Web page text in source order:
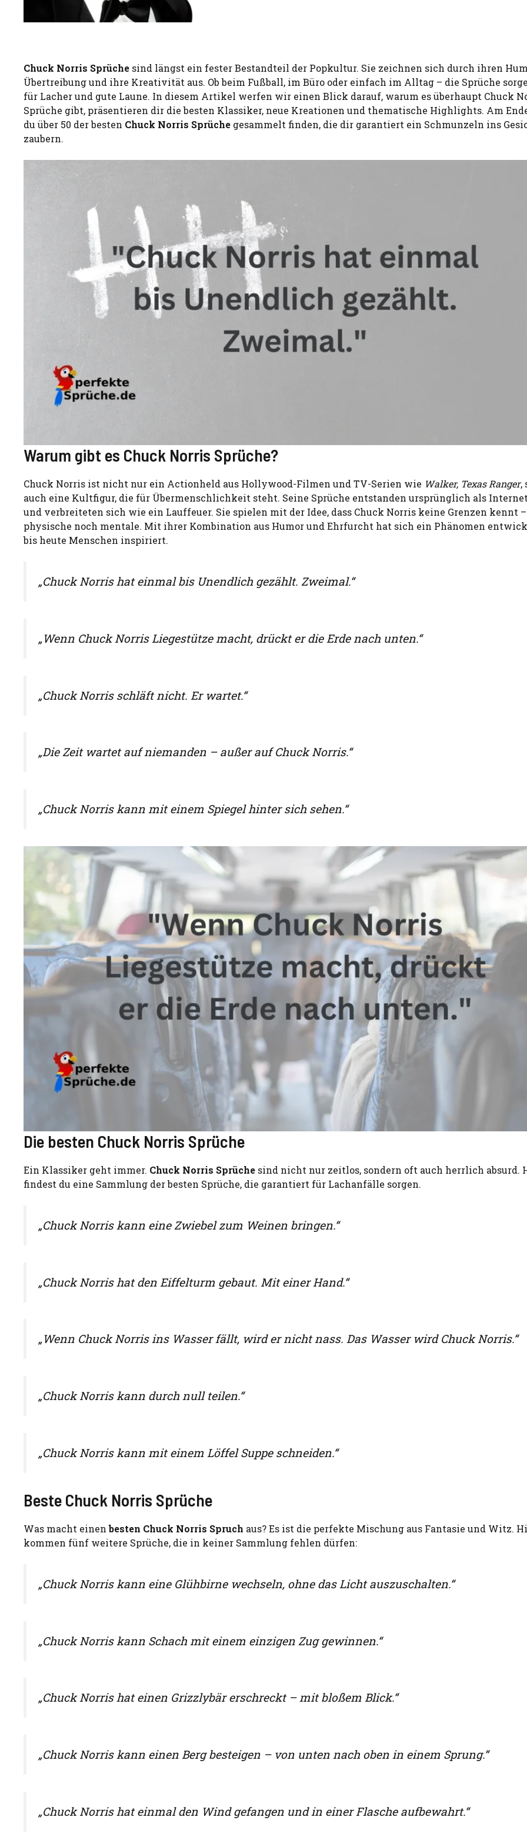
Chuck Norris Sprüche sind längst ein fester Bestandteil der Popkultur. Sie zeichnen sich durch ihren
Übertreibung und ihre Kreativität aus. Ob beim Fußball, im Büro oder einfach im Alltag – die Sprüche
für Lacher und gute Laune. In diesem Artikel werfen wir einen Blick darauf, warum es überhaupt Chuck
Sprüche gibt, präsentieren dir die besten Klassiker, neue Kreationen und thematische Highlights. Am
du über 50 der besten Chuck Norris Sprüche gesammelt finden, die dir garantiert ein Schmunzeln ins
zaubern.
Warum gibt es Chuck Norris Sprüche?
Chuck Norris ist nicht nur ein Actionheld aus Hollywood-Filmen und TV-Serien wie Walker, Texas Ranger,
auch eine Kultfigur, die für Übermenschlichkeit steht. Seine Sprüche entstanden ursprünglich als
und verbreiteten sich wie ein Lauffeuer. Sie spielen mit der Idee, dass Chuck Norris keine Grenzen kennt
physische noch mentale. Mit ihrer Kombination aus Humor und Ehrfurcht hat sich ein Phänomen
bis heute Menschen inspiriert.
„Chuck Norris hat einmal bis Unendlich gezählt. Zweimal.“
„Wenn Chuck Norris Liegestütze macht, drückt er die Erde nach unten.“
„Chuck Norris schläft nicht. Er wartet.“
„Die Zeit wartet auf niemanden – außer auf Chuck Norris.“
„Chuck Norris kann mit einem Spiegel hinter sich sehen.“
Die besten Chuck Norris Sprüche
Ein Klassiker geht immer. Chuck Norris Sprüche sind nicht nur zeitlos, sondern oft auch herrlich absurd.
findest du eine Sammlung der besten Sprüche, die garantiert für Lachanfälle sorgen.
„Chuck Norris kann eine Zwiebel zum Weinen bringen.“
„Chuck Norris hat den Eiffelturm gebaut. Mit einer Hand.“
„Wenn Chuck Norris ins Wasser fällt, wird er nicht nass. Das Wasser wird Chuck Norris.“
„Chuck Norris kann durch null teilen.“
„Chuck Norris kann mit einem Löffel Suppe schneiden.“
Beste Chuck Norris Sprüche
Was macht einenbesten Chuck Norris Spruch aus? Es ist die perfekte Mischung aus Fantasie und Witz.
kommen fünf weitere Sprüche, die in keiner Sammlung fehlen dürfen:
„Chuck Norris kann eine Glühbirne wechseln, ohne das Licht auszuschalten.“
„Chuck Norris kann Schach mit einem einzigen Zug gewinnen.“
„Chuck Norris hat einen Grizzlybär erschreckt – mit bloßem Blick.“
„Chuck Norris kann einen Berg besteigen – von unten nach oben in einem Sprung.“
„Chuck Norris hat einmal den Wind gefangen und in einer Flasche aufbewahrt.“